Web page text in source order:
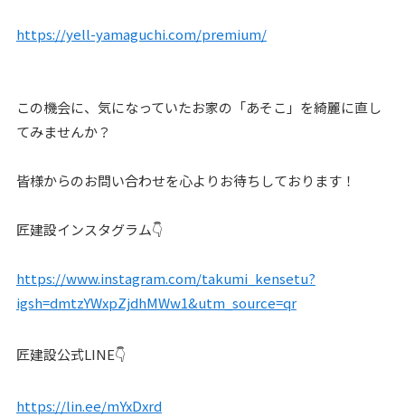
https://yell-yamaguchi.com/premium/
この機会に、気になっていたお家の「あそこ」を綺麗に直し
てみませんか？
皆様からのお問い合わせを心よりお待ちしております！
匠建設インスタグラム👇
https://www.instagram.com/takumi_kensetu?
igsh=dmtzYWxpZjdhMWw1&utm_source=qr
匠建設公式LINE👇
https://lin.ee/mYxDxrd